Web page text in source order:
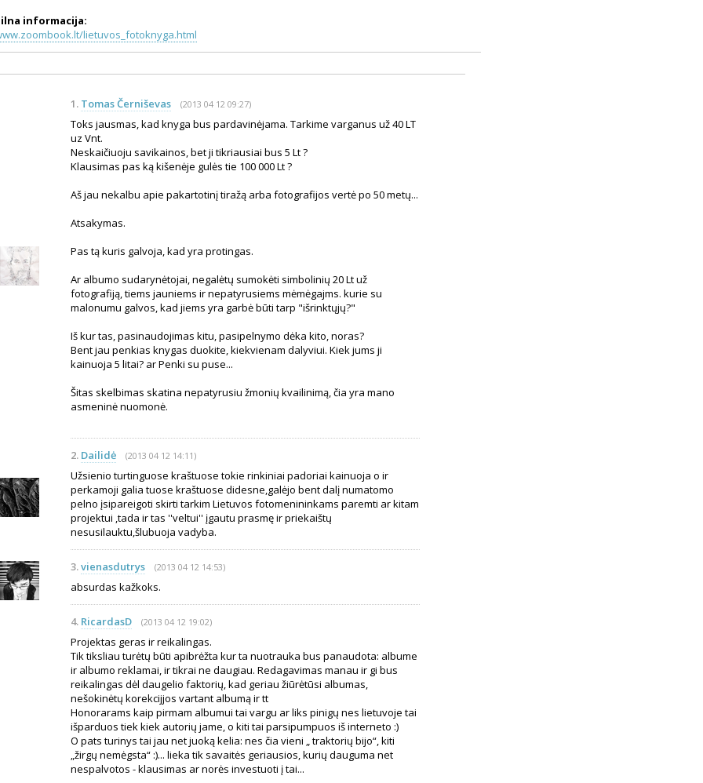
informacija:
lietuvos_fotoknyga.html
1. Tomas Černiševas (2013 04 12 09:27)
Toks jausmas, kad knyga bus pardavinėjama. Tarkime varganus už 40 LT
uz Vnt.
Neskaičiuoju savikainos, bet ji tikriausiai bus 5 Lt ?
Klausimas pas ką kišenėje gulės tie 100 000 Lt ?
Aš jau nekalbu apie pakartotinį tiražą arba fotografijos vertė po 50 metų...
Atsakymas.
Pas tą kuris galvoja, kad yra protingas.
Ar albumo sudarynėtojai, negalėtų sumokėti simbolinių 20 Lt už
fotografiją, tiems jauniems ir nepatyrusiems mėmėgajms. kurie su
malonumu galvos, kad jiems yra garbė būti tarp "išrinktųjų?"
Iš kur tas, pasinaudojimas kitu, pasipelnymo dėka kito, noras?
Bent jau penkias knygas duokite, kiekvienam dalyviui. Kiek jums ji
kainuoja 5 litai? ar Penki su puse...
Šitas skelbimas skatina nepatyrusiu žmonių kvailinimą, čia yra mano
asmeninė nuomonė.
2. Dailidė (2013 04 12 14:11)
Užsienio turtinguose kraštuose tokie rinkiniai padoriai kainuoja o ir
perkamoji galia tuose kraštuose didesne,galėjo bent dalį numatomo
pelno įsipareigoti skirti tarkim Lietuvos fotomenininkams paremti ar kitam
projektui ,tada ir tas ''veltui'' įgautu prasmę ir priekaištų
nesusilauktu,šlubuoja vadyba.
3.vienasdutrys (2013 04 12 14:53)
absurdas kažkoks.
4. RicardasD (2013 04 12 19:02)
Projektas geras ir reikalingas.
Tik tiksliau turėtų būti apibrėžta kur ta nuotrauka bus panaudota: albume
ir albumo reklamai, ir tikrai ne daugiau. Redagavimas manau ir gi bus
reikalingas dėl daugelio faktorių, kad geriau žiūrėtūsi albumas,
nešokinėtų korekcijjos vartant albumą ir tt
Honorarams kaip pirmam albumui tai vargu ar liks pinigų nes lietuvoje tai
išparduos tiek kiek autorių jame, o kiti tai parsipumpuos iš interneto :)
O pats turinys tai jau net juoką kelia: nes čia vieni „ traktorių bijo“, kiti
„žirgų nemėgsta“ :)... lieka tik savaitės geriausios, kurių dauguma net
nespalvotos - klausimas ar norės investuoti į tai...